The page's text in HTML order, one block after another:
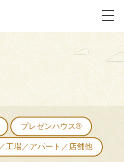
パーツギャラリー
プレゼンハウス®
工場／アパート／店舗他